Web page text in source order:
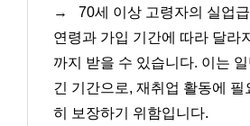
→
70세 이상 고령자의 실업
연령과 가입 기간에 따라 달라
까지 받을 수 있습니다. 이는
긴 기간으로, 재취업 활동에 필
히 보장하기 위함입니다.